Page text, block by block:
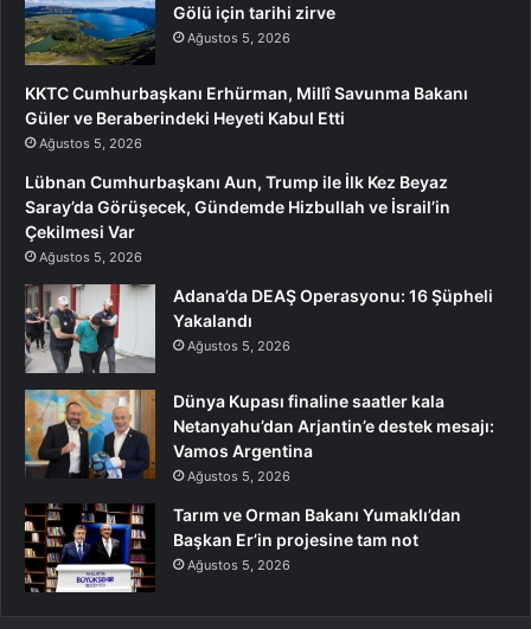
Gölü için tarihi zirve
Ağustos 5, 2026
KKTC Cumhurbaşkanı Erhürman, Millî Savunma Bakanı
Güler ve Beraberindeki Heyeti Kabul Etti
Ağustos 5, 2026
Lübnan Cumhurbaşkanı Aun, Trump ile İlk Kez Beyaz
Saray’da Görüşecek, Gündemde Hizbullah ve İsrail’in
Çekilmesi Var
Ağustos 5, 2026
Adana’da DEAŞ Operasyonu: 16 Şüpheli
Yakalandı
Ağustos 5, 2026
Dünya Kupası finaline saatler kala
Netanyahu’dan Arjantin’e destek mesajı:
Vamos Argentina
Ağustos 5, 2026
Tarım ve Orman Bakanı Yumaklı’dan
Başkan Er’in projesine tam not
Ağustos 5, 2026